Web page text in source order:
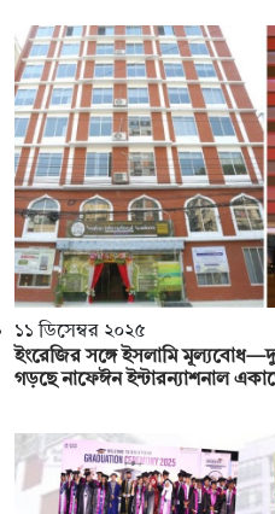
১১ ডিসেম্বর ২০২৫
ইংরেজির সঙ্গে ইসলামি
গড়ছে নাফেঈন ইন্টারন্যাশনাল